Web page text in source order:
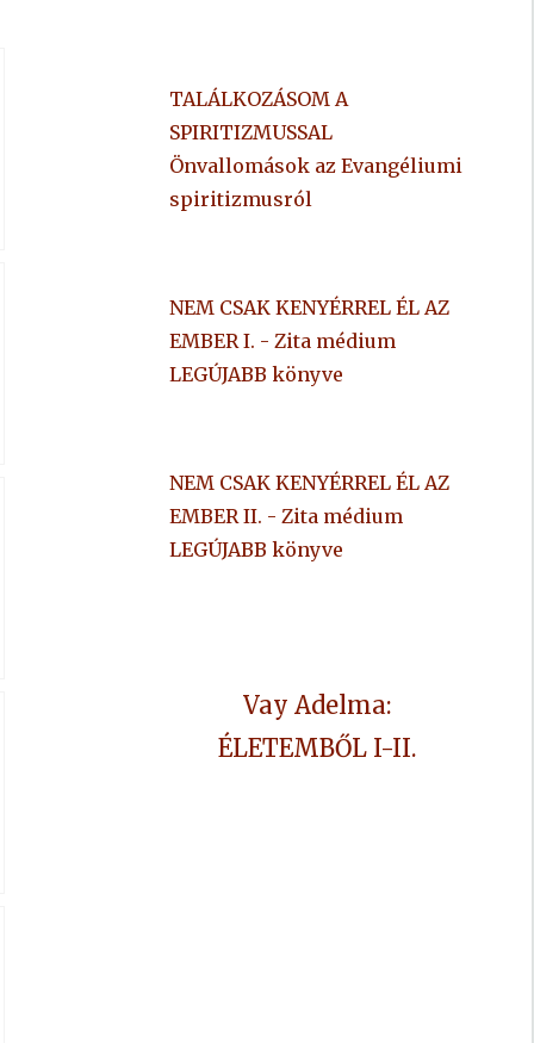
TALÁLKOZÁSOM A
SPIRITIZMUSSAL
Önvallomások az Evangéliumi
spiritizmusról
NEM CSAK KENYÉRREL ÉL AZ
EMBER I. - Zita médium
LEGÚJABB könyve
NEM CSAK KENYÉRREL ÉL AZ
EMBER II. - Zita médium
LEGÚJABB könyve
Vay Adelma:
ÉLETEMBŐL I-II.